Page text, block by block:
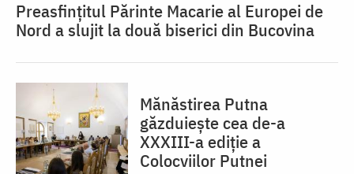
Preasfințitul Părinte Macarie al Europei de
Nord a slujit la două biserici din Bucovina
Mănăstirea Putna
găzduiește cea de-a
XXXIII-a ediție a
Colocviilor Putnei